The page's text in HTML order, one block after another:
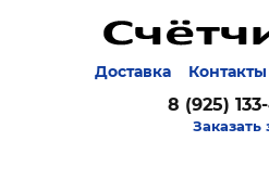
Доставка Контакты
8 (925)
Заказать